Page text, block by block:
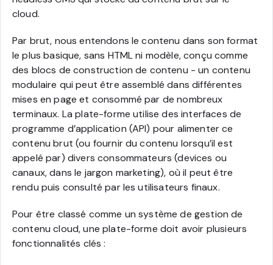
cloud.
Par brut, nous entendons le contenu dans son format
le plus basique, sans HTML ni modèle, conçu comme
des blocs de construction de contenu - un contenu
modulaire qui peut être assemblé dans différentes
mises en page et consommé par de nombreux
terminaux. La plate-forme utilise des interfaces de
programme d’application (API) pour alimenter ce
contenu brut (ou fournir du contenu lorsqu’il est
appelé par) divers consommateurs (devices ou
canaux, dans le jargon marketing), où il peut être
rendu puis consulté par les utilisateurs finaux.
Pour être classé comme un système de gestion de
contenu cloud, une plate-forme doit avoir plusieurs
fonctionnalités clés :